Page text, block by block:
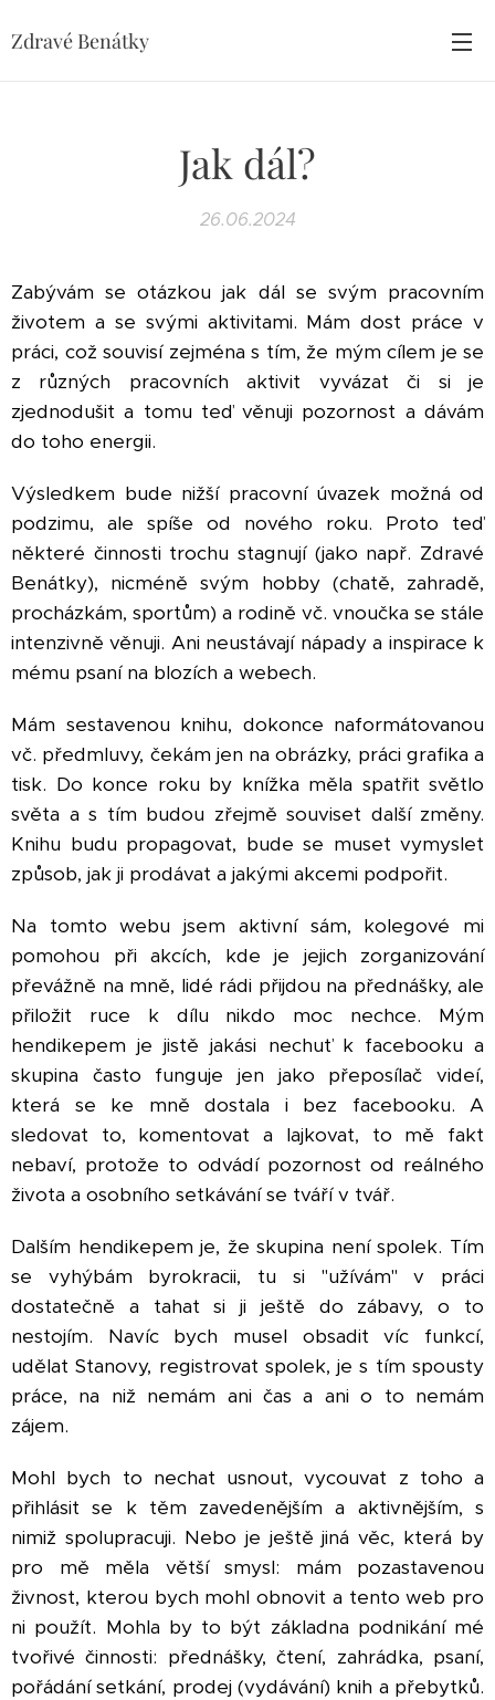
Zdravé Benátky
Jak dál?
26.06.2024
Zabývám se otázkou jak dál se svým pracovním
životem a se svými aktivitami. Mám dost práce v
práci, což souvisí zejména s tím, že mým cílem je se
z různých pracovních aktivit vyvázat či si je
zjednodušit a tomu teď věnuji pozornost a dávám
do toho energii.
Výsledkem bude nižší pracovní úvazek možná od
podzimu, ale spíše od nového roku. Proto teď
některé činnosti trochu stagnují (jako např. Zdravé
Benátky), nicméně svým hobby (chatě, zahradě,
procházkám, sportům) a rodině vč. vnoučka se stále
intenzivně věnuji. Ani neustávají nápady a inspirace k
mému psaní na blozích a webech.
Mám sestavenou knihu, dokonce naformátovanou
vč. předmluvy, čekám jen na obrázky, práci grafika a
tisk. Do konce roku by knížka měla spatřit světlo
světa a s tím budou zřejmě souviset další změny.
Knihu budu propagovat, bude se muset vymyslet
způsob, jak ji prodávat a jakými akcemi podpořit.
Na tomto webu jsem aktivní sám, kolegové mi
pomohou při akcích, kde je jejich zorganizování
převážně na mně, lidé rádi přijdou na přednášky, ale
přiložit ruce k dílu nikdo moc nechce. Mým
hendikepem je jistě jakási nechuť k facebooku a
skupina často funguje jen jako přeposílač videí,
která se ke mně dostala i bez facebooku. A
sledovat to, komentovat a lajkovat, to mě fakt
nebaví, protože to odvádí pozornost od reálného
života a osobního setkávání se tváří v tvář.
Dalším hendikepem je, že skupina není spolek. Tím
se vyhýbám byrokracii, tu si "užívám" v práci
dostatečně a tahat si ji ještě do zábavy, o to
nestojím. Navíc bych musel obsadit víc funkcí,
udělat Stanovy, registrovat spolek, je s tím spousty
práce, na niž nemám ani čas a ani o to nemám
zájem.
Mohl bych to nechat usnout, vycouvat z toho a
přihlásit se k těm zavedenějším a aktivnějším, s
nimiž spolupracuji. Nebo je ještě jiná věc, která by
pro mě měla větší smysl: mám pozastavenou
živnost, kterou bych mohl obnovit a tento web pro
ni použít. Mohla by to být základna podnikání mé
tvořivé činnosti: přednášky, čtení, zahrádka, psaní,
pořádání setkání, prodej (vydávání) knih a přebytků.